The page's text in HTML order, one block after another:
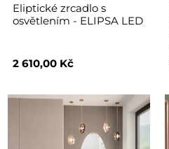
Eliptické zrcadlo s
osvětlením - ELIPSA LED
2 610,00 Kč